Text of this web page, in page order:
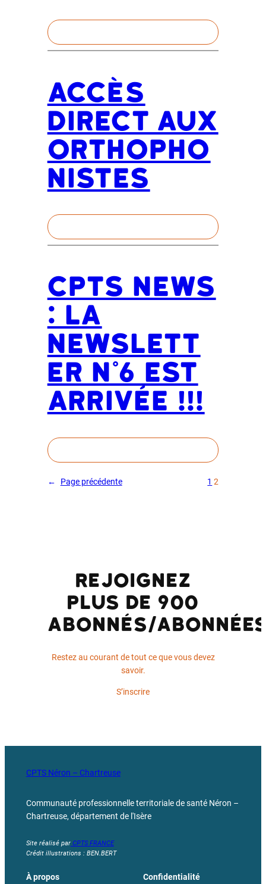
Accès
direct aux
orthopho
nistes
CPTS News
: la
newslett
er n°6 est
arrivée !!!
← Page précédente 1 2
Rejoignez
plus de 900
abonnés/
Restez au courant de tout ce que vous devez
savoir.
S’inscrire
CPTS Néron – Chartreuse
Communauté professionnelle territoriale de santé Néron –
Chartreuse, département de l'Isère
Site réalisé parCPTS FRANCE
Crédit illustrations : BEN.BERT
À propos Confidentialité